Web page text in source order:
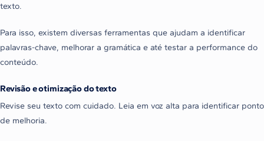
texto.
Para isso, existem diversas ferramentas que ajudam a identificar
palavras-chave, melhorar a gramática e até testar a performance do
conteúdo.
Revisão e otimização do texto
Revise seu texto com cuidado. Leia em voz alta para identificar
de melhoria.